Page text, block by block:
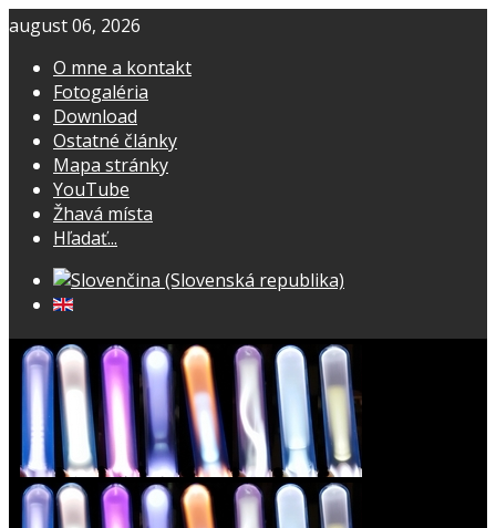
august 06, 2026
O mne a kontakt
Fotogaléria
Download
Ostatné články
Mapa stránky
YouTube
Žhavá místa
Hľadať...